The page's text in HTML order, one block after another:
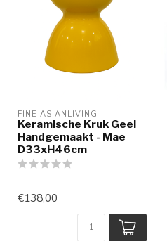
FINE ASIANLIVING
Keramische Kruk Geel
Handgemaakt - Mae
D33xH46cm
€138,00